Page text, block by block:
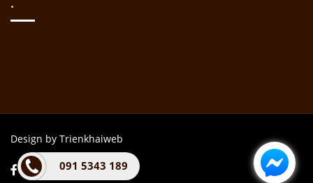
Design by Trienkhaiweb
091 5343 189